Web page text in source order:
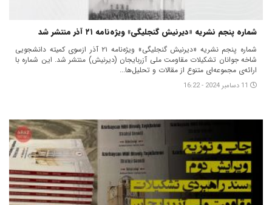
شماره پنجم نشریه «دیرنیش گنجلیگی» ویژه‌نامه ۲۱ آذر منتشر شد
شماره پنجم نشریه «دیرنیش گنجلیگی» ویژه‌نامه ۲۱ آذر ازسوی کمیته دانشجویی
شاخه جوانان تشکیلات مقاومت ملی آزربایجان (دیرنیش) منتشر شد. این شماره با
ارائه‌ی مجموعه‌ای متنوع از مقالات و تحلیل‌ها...
11 دسامبر 2024 - 16:22